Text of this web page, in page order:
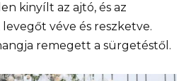
kinyílt az ajtó, és az
véve és reszketve.
remegett a sürgetéstől.